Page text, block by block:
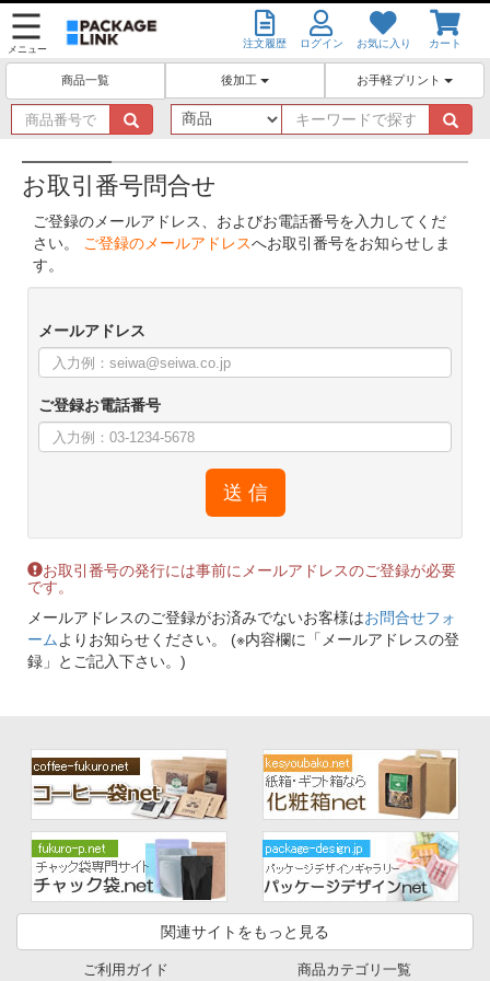
メニュー 注文履歴 ログイン お気に入り カート
商品一覧 後加工 お手軽プリント
商
品
番
号
で
探
す
キ
ー
ワ
で
探
お取引番号問合せ
ご登録のメールアドレス、およびお電話番号を入力してくだ
さい。
ご登録のメールアドレスへお取引番号をお知らせしま
す。
メールアドレス
ご登録お電話番号
送 信
お取引番号の発行には事前にメールアドレスのご登録が必要
です。
メールアドレスのご登録がお済みでないお客様はお問合せフォ
ーム よりお知らせください。 (※内容欄に「メールアドレスの登
録」とご記入下さい。)
関連サイトをもっと見る
ご利用ガイド 商品カテゴリ一覧